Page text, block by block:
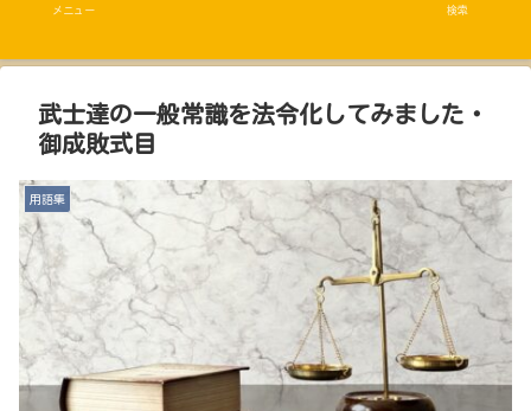
武士達の一般常識を法令化してみました・
御成敗式目
用語集
メニュー 検索